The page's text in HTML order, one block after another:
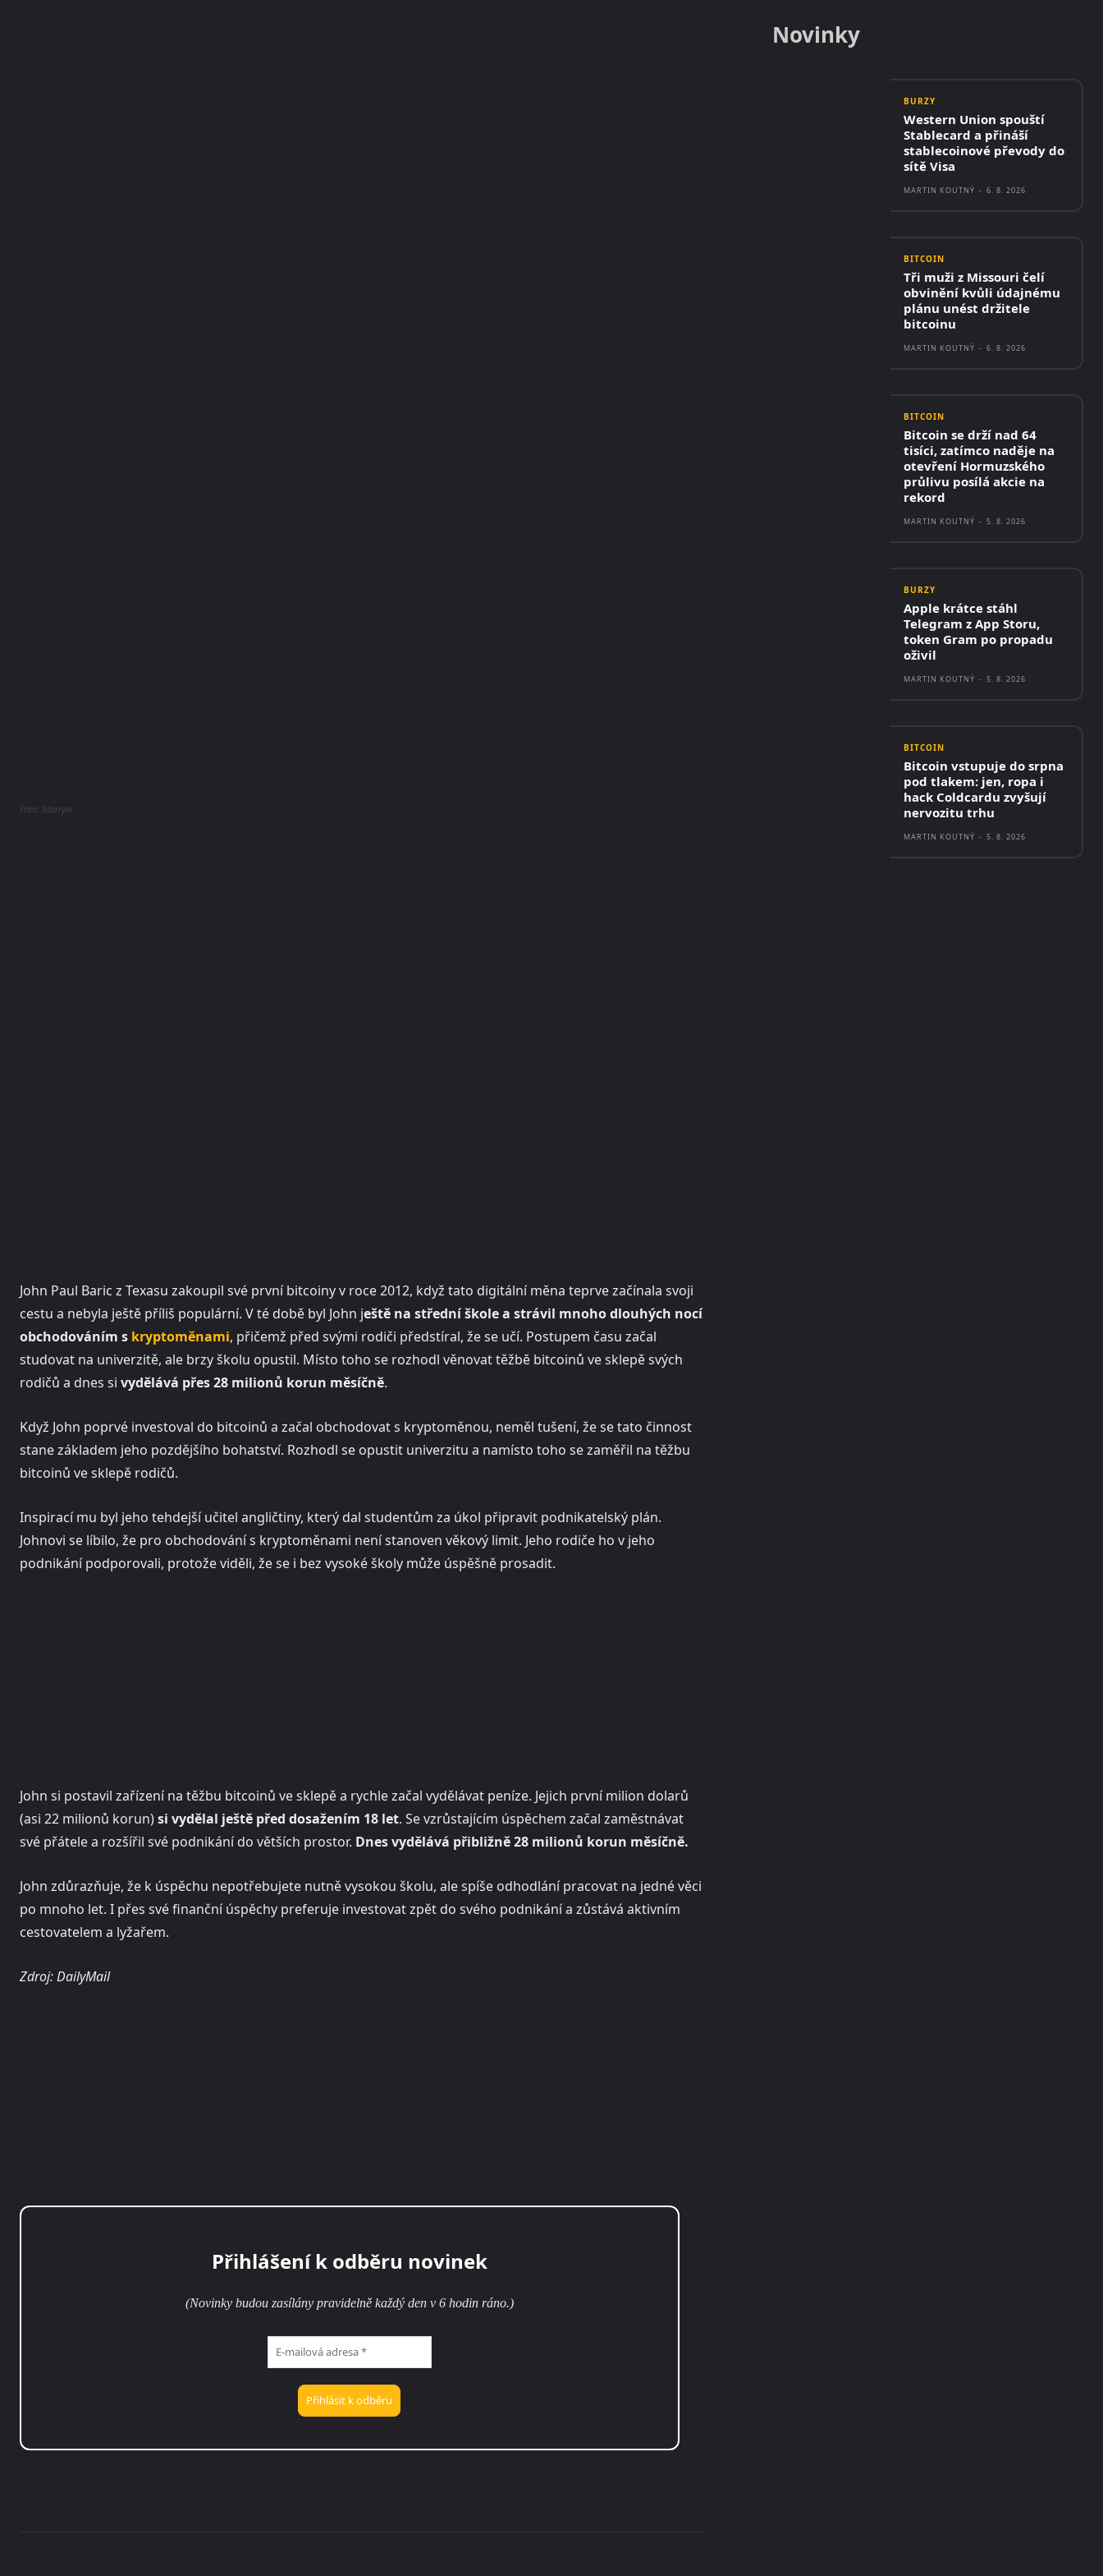
Foto: Starryai
John Paul Baric z Texasu zakoupil své první bitcoiny v roce 2012, když tato digitální měna teprve začínala svoji
cestu a nebyla ještě příliš populární. V té době byl John ještě na střední škole a strávil mnoho dlouhých nocí
obchodováním s kryptoměnami, přičemž před svými rodiči předstíral, že se učí. Postupem času začal
studovat na univerzitě, ale brzy školu opustil. Místo toho se rozhodl věnovat těžbě bitcoinů ve sklepě svých
rodičů a dnes si vydělává přes 28 milionů korun měsíčně.
Když John poprvé investoval do bitcoinů a začal obchodovat s kryptoměnou, neměl tušení, že se tato činnost
stane základem jeho pozdějšího bohatství. Rozhodl se opustit univerzitu a namísto toho se zaměřil na těžbu
bitcoinů ve sklepě rodičů.
Inspirací mu byl jeho tehdejší učitel angličtiny, který dal studentům za úkol připravit podnikatelský plán.
Johnovi se líbilo, že pro obchodování s kryptoměnami není stanoven věkový limit. Jeho rodiče ho v jeho
podnikání podporovali, protože viděli, že se i bez vysoké školy může úspěšně prosadit.
John si postavil zařízení na těžbu bitcoinů ve sklepě a rychle začal vydělávat peníze. Jejich první milion dolarů
(asi 22 milionů korun)si vydělal ještě před dosažením 18 let. Se vzrůstajícím úspěchem začal zaměstnávat
své přátele a rozšířil své podnikání do větších prostor. Dnes vydělává přibližně 28 milionů korun měsíčně.
John zdůrazňuje, že k úspěchu nepotřebujete nutně vysokou školu, ale spíše odhodlání pracovat na jedné věci
po mnoho let. I přes své finanční úspěchy preferuje investovat zpět do svého podnikání a zůstává aktivním
cestovatelem a lyžařem.
Zdroj: DailyMail
Přihlášení k odběru novinek
(Novinky budou zasílány pravidelně každý den v 6 hodin ráno.)
Novinky
BURZY
Western Union spouští
Stablecard a přináší
stablecoinové převody do
sítě Visa
MARTIN KOUTNÝ - 6. 8. 2026
BITCOIN
Tři muži z Missouri čelí
obvinění kvůli údajnému
plánu unést držitele
bitcoinu
MARTIN KOUTNÝ - 6. 8. 2026
BITCOIN
Bitcoin se drží nad 64
tisíci, zatímco naděje na
otevření Hormuzského
průlivu posílá akcie na
rekord
MARTIN KOUTNÝ - 5. 8. 2026
BURZY
Apple krátce stáhl
Telegram z App Storu,
token Gram po propadu
oživil
MARTIN KOUTNÝ - 5. 8. 2026
BITCOIN
Bitcoin vstupuje do srpna
pod tlakem: jen, ropa i
hack Coldcardu zvyšují
nervozitu trhu
MARTIN KOUTNÝ - 5. 8. 2026